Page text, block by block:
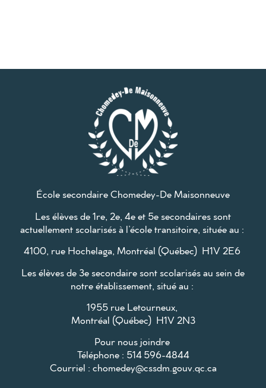
École secondaire Chomedey-De Maisonneuve
Les élèves de 1re, 2e, 4e et 5e secondaires sont
actuellement scolarisés à l’école transitoire, située au :
4100, rue Hochelaga, Montréal (Québec) H1V 2E6
Les élèves de 3e secondaire sont scolarisés au sein de
notre établissement, situé au :
1955 rue Letourneux,
Montréal (Québec) H1V 2N3
Pour nous joindre
Téléphone : 514 596-4844
Courriel : chomedey@cssdm.gouv.qc.ca